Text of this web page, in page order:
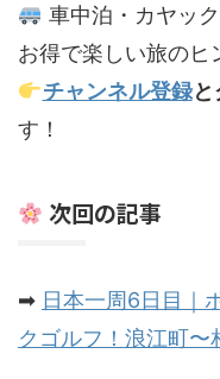
車中泊・カヤッ
お得で楽しい旅のヒ
チャンネル登録と
す！
次回の記事
➡ 日本一周6日目｜
クゴルフ！浪江町〜